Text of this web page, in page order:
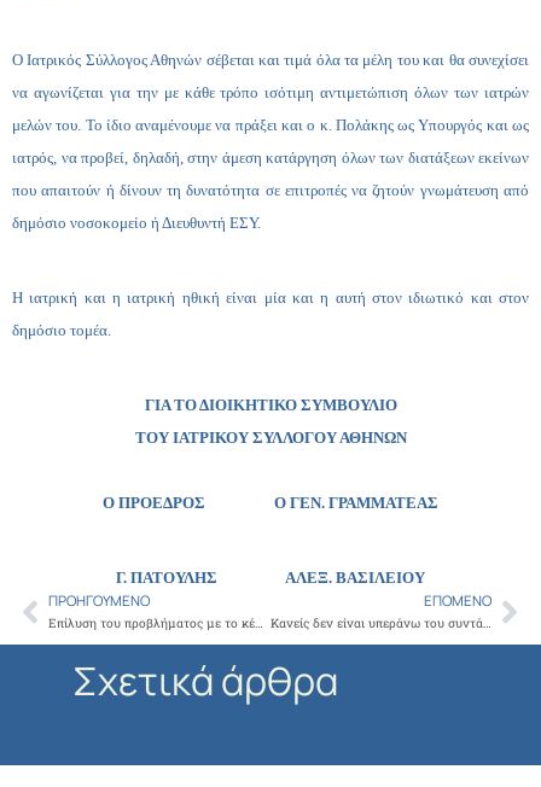
Ο Ιατρικός Σύλλογος Αθηνών σέβεται και τιμά όλα τα μέλη του και θα συνεχίσει
να αγωνίζεται για την με κάθε τρόπο ισότιμη αντιμετώπιση όλων των ιατρών
μελών του. Το ίδιο αναμένουμε να πράξει και ο κ. Πολάκης ως Υπουργός και ως
ιατρός, να προβεί, δηλαδή, στην άμεση κατάργηση όλων των διατάξεων εκείνων
που απαιτούν ή δίνουν τη δυνατότητα σε επιτροπές να ζητούν γνωμάτευση από
δημόσιο νοσοκομείο ή Διευθυντή ΕΣΥ.
Η ιατρική και η ιατρική ηθική είναι μία και η αυτή στον ιδιωτικό και στον
δημόσιο τομέα.
ΓΙΑ ΤΟ ΔΙΟΙΚΗΤΙΚΟ ΣΥΜΒΟΥΛΙΟ
ΤΟΥ ΙΑΤΡΙΚΟΥ ΣΥΛΛΟΓΟΥ ΑΘΗΝΩΝ
Ο ΠΡΟΕΔΡΟΣ Ο ΓΕΝ. ΓΡΑΜΜΑΤΕΑΣ
Γ. ΠΑΤΟΥΛΗΣ ΑΛΕΞ. ΒΑΣΙΛΕΙΟΥ
Prev
ΠΡΟΗΓΟΎΜΕΝΟ
Επίλυση του προβλήματος με το κέντρο διαλογής δαπανών Ασπροπύργου
ΕΠΌΜΕΝΟ
Κανείς δεν είναι υπεράνω του συντάγματος και του νόμου. Ο κ. Πολάκης το γνωρίζει;
Σχετικά άρθρα